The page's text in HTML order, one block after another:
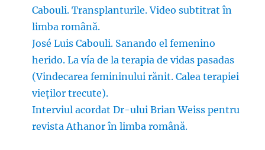
Cabouli. Transplanturile. Video subtitrat în
limba română.
José Luis Cabouli. Sanando el femenino
herido. La vía de la terapia de vidas pasadas
(Vindecarea femininului rănit. Calea terapiei
vieților trecute).
Interviul acordat Dr-ului Brian Weiss pentru
revista Athanor în limba română.